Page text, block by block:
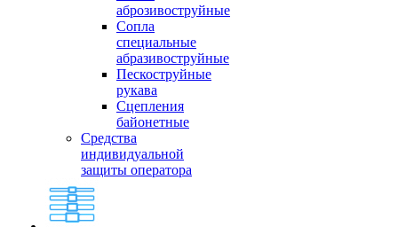
аброзивоструйные
Сопла
специальные
абразивоструйные
Пескоструйные
рукава
Сцепления
байонетные
Средства
индивидуальной
защиты оператора